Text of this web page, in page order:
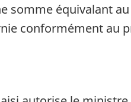
somme équivalant
conformément au